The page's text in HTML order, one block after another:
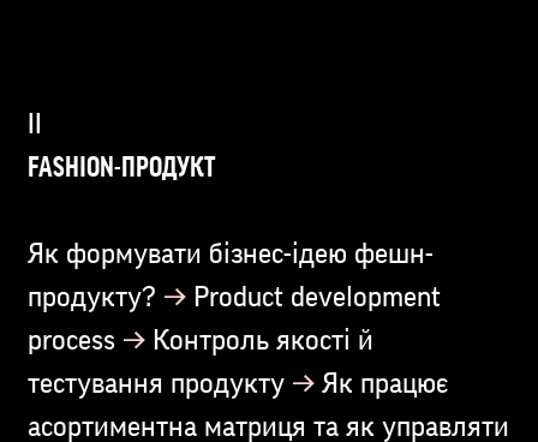
FASHION-ПРОДУКТ
Як формувати бізнес-ідею фешн-
продукту? →Product development
process →Контроль якості й
тестування продукту →Як працює
асортиментна матриця та як управляти